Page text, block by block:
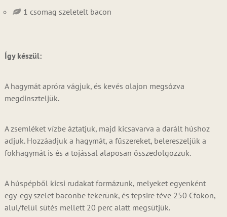
1 csomag szeletelt bacon
Így készül:
A hagymát apróra vágjuk, és kevés olajon megsózva
megdinszteljük.
A zsemléket vízbe áztatjuk, majd kicsavarva a darált húshoz
adjuk. Hozzáadjuk a hagymát, a fűszereket, belereszeljük a
fokhagymát is és a tojással alaposan összedolgozzuk.
A húspépből kicsi rudakat formázunk, melyeket egyenként
egy-egy szelet baconbe tekerünk, és tepsire téve 250 Cfokon,
alul/felül sütés mellett 20 perc alatt megsütjük.